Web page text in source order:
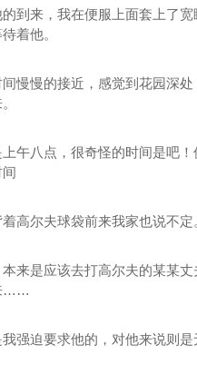
到来，我在便服上面套上了
着他。
慢慢的接近，感觉到花园深
午八点，很奇怪的时间是吧
高尔夫球袋前来我家也说不定
来是应该去打高尔夫的某某丈
……
强迫要求他的，对他来说则是